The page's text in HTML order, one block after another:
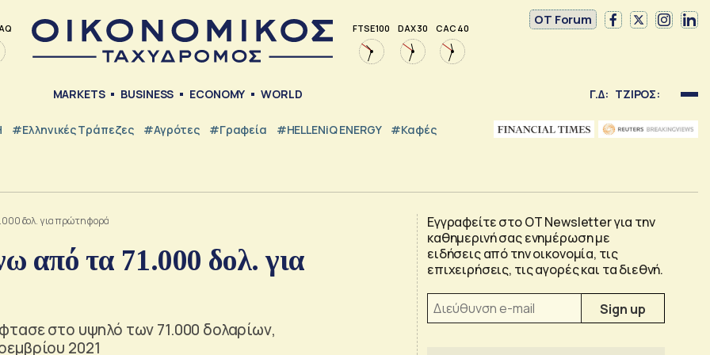
FTSE 100 DAX 30 CAC 40
OT Forum
MARKETS BUSINESS ECONOMY WORLD Γ.Δ: ΤΖΙΡΟΣ:
#ελληνικές Τράπεζες #Αγρότες #Γραφεία #HELLENiQ ENERGY #καφές
δολ. για πρώτη φορά
από τα 71.000 δολ. για
στο υψηλό των 71.000 δολαρίων,
2021
Εγγραφείτε στο OT Newsletter για την
καθημερινή σας ενημέρωση με
ειδήσεις από την οικονομία, τις
επιχειρήσεις, τις αγορές και τα διεθνή.